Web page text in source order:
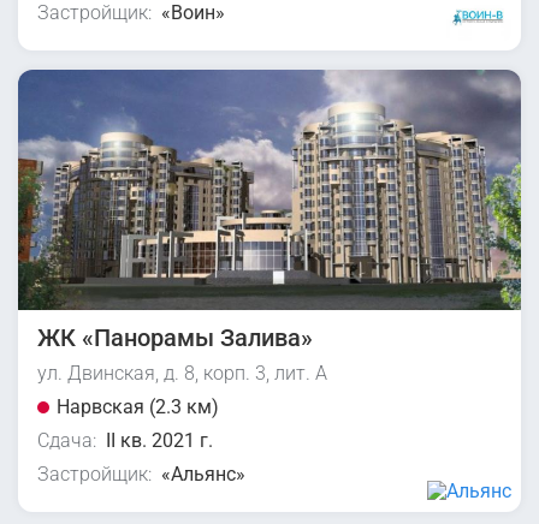
Застройщик: «Воин»
ЖК «Панорамы Залива»
ул. Двинская, д. 8, корп. 3, лит. А
Нарвская (2.3 км)
Сдача: II кв. 2021 г.
Застройщик: «Альянс»